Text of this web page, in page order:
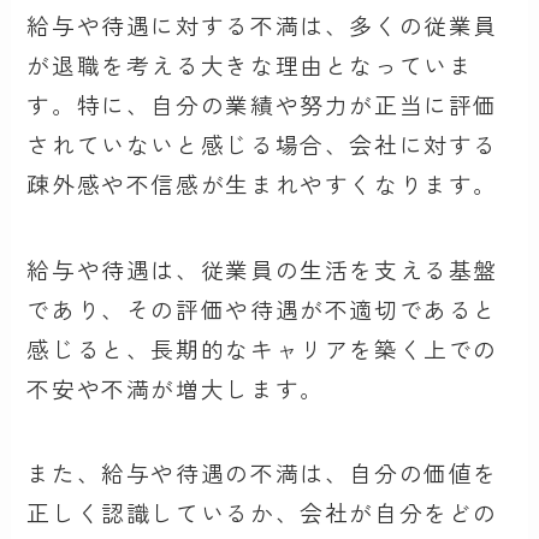
給与や待遇に対する不満は、多くの従業員
が退職を考える大きな理由となっていま
す。特に、自分の業績や努力が正当に評価
されていないと感じる場合、会社に対する
疎外感や不信感が生まれやすくなります。
給与や待遇は、従業員の生活を支える基盤
であり、その評価や待遇が不適切であると
感じると、長期的なキャリアを築く上での
不安や不満が増大します。
また、給与や待遇の不満は、自分の価値を
正しく認識しているか、会社が自分をどの